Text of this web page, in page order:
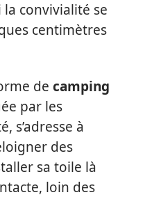
convivialité se
centimètres
de camping
par les
s’adresse à
des
sa toile là
loin des